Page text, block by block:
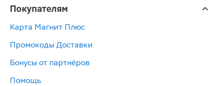
Покупателям
Карта Магнит Плюс
Промокоды Доставки
Бонусы от партнёров
Помощь